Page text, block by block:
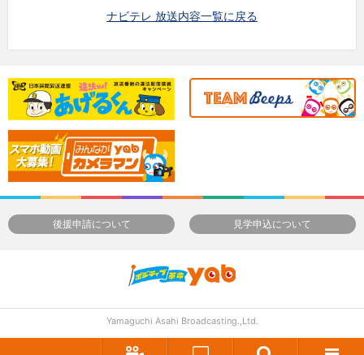
ナビテレ 放送内容一覧に戻る
後援申請について 見学申込について
Yamaguchi Asahi Broadcasting.,Ltd.